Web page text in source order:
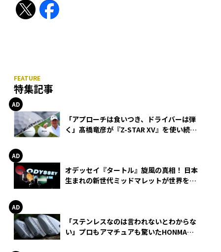
特集記事
「アプローチは食いつき、ドライバーは弾
く」髙橋竜彦が『Z-STAR XV』を使い続け
オデッセイ『タートル』旋風の真相！ 日本
生まれの新世代ミッドマレットが世界を席
「ステンレスなのは言われないとわからな
い」プロもアマチュアも驚いたHONMA